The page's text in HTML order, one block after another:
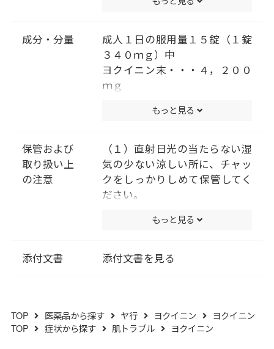
成分・分量
成人１日の服用量１５錠（１錠
３４０ｍｇ）中
ヨクイニン末・・・４，２００
ｍｇ
ロスＣＭＣ-Ｎａ、ステアリン酸
（成分に関連する注意）
本剤は天然物(ヨクイニン)を用
いていますので､錠剤の色が多少
異なることや、錠剤の表面に黒
ります｡また、ヨクイニン特有
す。
もっと見る
保管および
取り扱い上
の注意
（１）直射日光の当たらない湿
気の少ない涼しい所に、チャッ
クをしっかりしめて保管してく
ださい。
保管してください。
でください。（誤用の原因にな
（５）水分が錠剤につきます
と、変色または色むらを生じる
もっと見る
添付文書 添付文書を見る
TOP 医薬品から探す ヤ行 ヨクイニン
ヨクイニン
TOP
症状から探す 肌トラブル ヨクイニン